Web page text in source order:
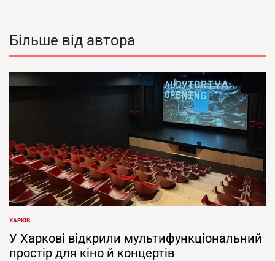
Більше від автора
ОПУБЛІКУВАТИ
У
ХАРКІВ
У Харкові відкрили мультифункціональний
простір для кіно й концертів